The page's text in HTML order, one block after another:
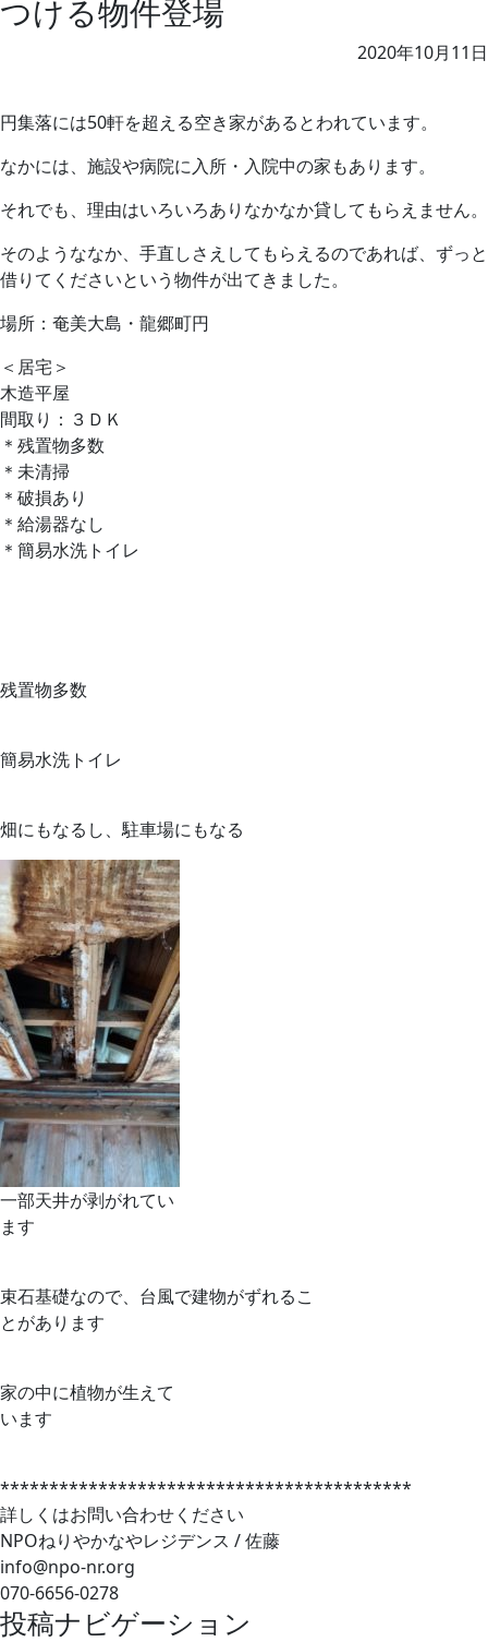
つける物件登場
2020年10月11日
円集落には50軒を超える空き家があるとわれています。
なかには、施設や病院に入所・入院中の家もあります。
それでも、理由はいろいろありなかなか貸してもらえません。
そのようななか、手直しさえしてもらえるのであれば、ずっと
借りてくださいという物件が出てきました。
場所：奄美大島・龍郷町円
＜居宅＞
木造平屋
間取り：３ＤＫ
＊残置物多数
＊未清掃
＊破損あり
＊給湯器なし
＊簡易水洗トイレ
残置物多数
簡易水洗トイレ
畑にもなるし、駐車場にもなる
一部天井が剥がれてい
ます
束石基礎なので、台風で建物がずれるこ
とがあります
家の中に植物が生えて
います
******************************************
詳しくはお問い合わせください
NPOねりやかなやレジデンス / 佐藤
info@npo-nr.org
070-6656-0278
投稿ナビゲーション